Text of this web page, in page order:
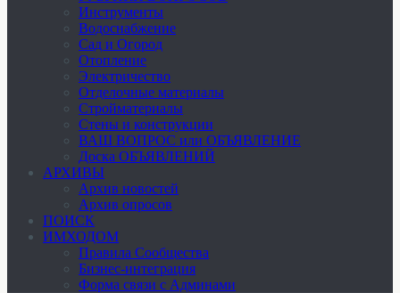
Инструменты
Водоснабжение
Сад и Огород
Отопление
Электричество
Отделочные материалы
Стройматериалы
Стены и конструкции
ВАШ ВОПРОС или ОБЪЯВЛЕНИЕ
Доска ОБЪЯВЛЕНИЙ
АРХИВЫ
Архив новостей
Архив опросов
ПОИСК
ИМХОДОМ
Правила Сообщества
Бизнес-интеграция
Форма связи с Админами